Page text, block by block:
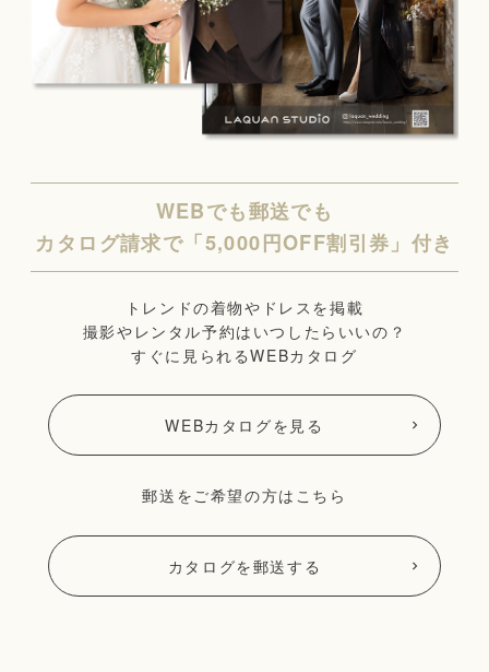
WEBでも郵送でも
カタログ請求で「5,000円OFF割引券」付き
トレンドの着物やドレスを掲載
撮影やレンタル予約はいつしたらいいの？
すぐに見られるWEBカタログ
WEBカタログを見る
郵送をご希望の方はこちら
カタログを郵送する